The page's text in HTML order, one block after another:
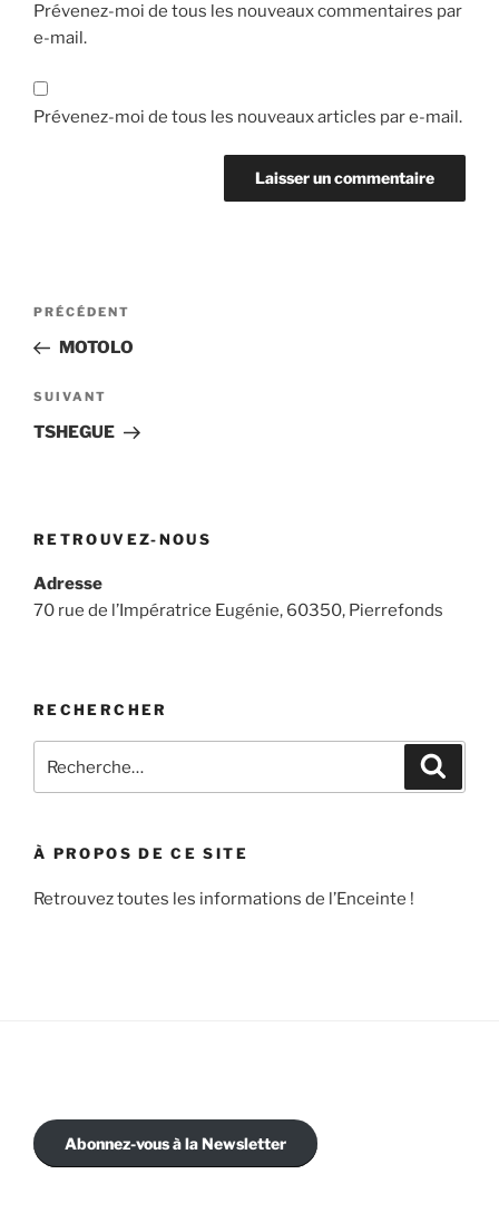
Prévenez-moi de tous les nouveaux commentaires par
e-mail.
Prévenez-moi de tous les nouveaux articles par e-mail.
Navigation
l’article
Article
précédent
PRÉCÉDENT
MOTOLO
Article
suivant
SUIVANT
TSHEGUE
RETROUVEZ-NOUS
Adresse
70 rue de l’Impératrice Eugénie, 60350, Pierrefonds
RECHERCHER
pour
À PROPOS DE CE SITE
Retrouvez toutes les informations de l’Enceinte !
Abonnez-vous à la Newsletter